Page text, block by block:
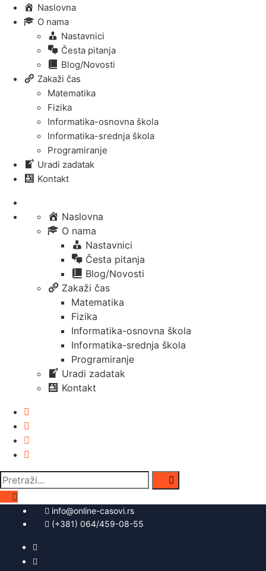
Naslovna
O nama
Nastavnici
Česta pitanja
Blog/Novosti
Zakaži čas
Matematika
Fizika
Informatika-osnovna škola
Informatika-srednja škola
Programiranje
Uradi zadatak
Kontakt
Naslovna
O nama
Nastavnici
Česta pitanja
Blog/Novosti
Zakaži čas
Matematika
Fizika
Informatika-osnovna škola
Informatika-srednja škola
Programiranje
Uradi zadatak
Kontakt
Pretraga
za:
info@online-casovi.rs
(+381) 064/459-08-55